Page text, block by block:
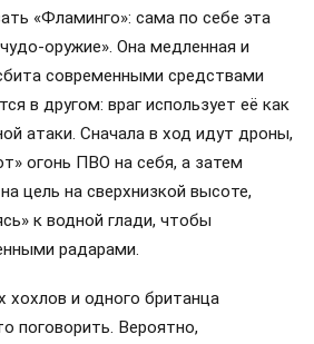
«Фламинго»: сама по себе эта
оружие». Она медленная и
современными средствами
в другом: враг использует её как
атаки. Сначала в ход идут дроны,
огонь ПВО на себя, а затем
цель на сверхнизкой высоте,
к водной глади, чтобы
радарами.
хохлов и одного британца
поговорить. Вероятно,